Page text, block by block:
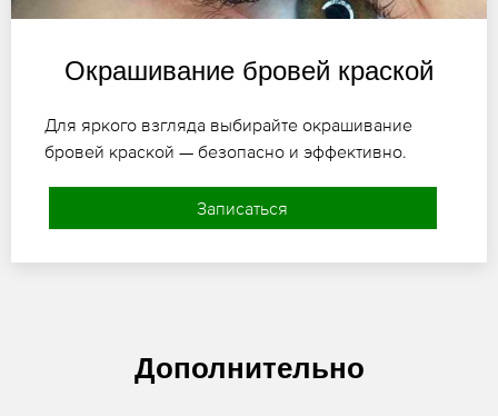
Окрашивание бровей краской
Для яркого взгляда выбирайте окрашивание
бровей краской — безопасно и эффективно.
Записаться
Дополнительно